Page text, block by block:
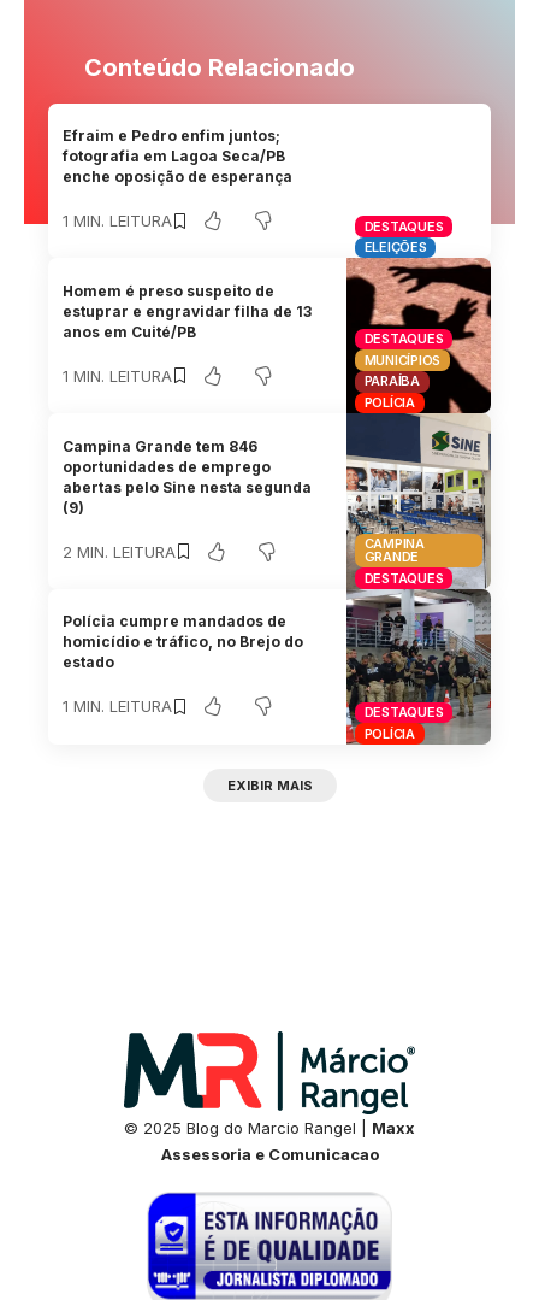
Conteúdo Relacionado
DESTAQUES
ELEIÇÕES
Efraim e Pedro enfim juntos;
fotografia em Lagoa Seca/PB
enche oposição de esperança
1 MIN. LEITURA
DESTAQUES
MUNICÍPIOS
PARAÍBA
POLÍCIA
Homem é preso suspeito de
estuprar e engravidar filha de 13
anos em Cuité/PB
1 MIN. LEITURA
CAMPINA
GRANDE
DESTAQUES
Campina Grande tem 846
oportunidades de emprego
abertas pelo Sine nesta segunda
(9)
2 MIN. LEITURA
DESTAQUES
POLÍCIA
Polícia cumpre mandados de
homicídio e tráfico, no Brejo do
estado
1 MIN. LEITURA
EXIBIR MAIS
© 2025 Blog do Marcio Rangel | Maxx
Assessoria e Comunicacao